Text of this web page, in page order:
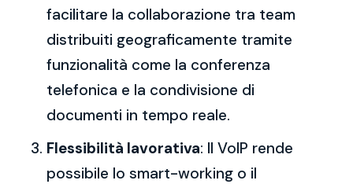
facilitare la collaborazione tra team
distribuiti geograficamente tramite
funzionalità come la conferenza
telefonica e la condivisione di
documenti in tempo reale.
Flessibilità lavorativa: Il VoIP rende
possibile lo smart-working o il